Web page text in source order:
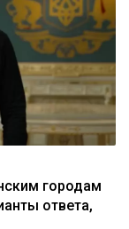
городам
ответа,